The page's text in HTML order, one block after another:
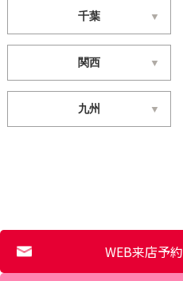
千葉
関西
九州
WEB来店予約